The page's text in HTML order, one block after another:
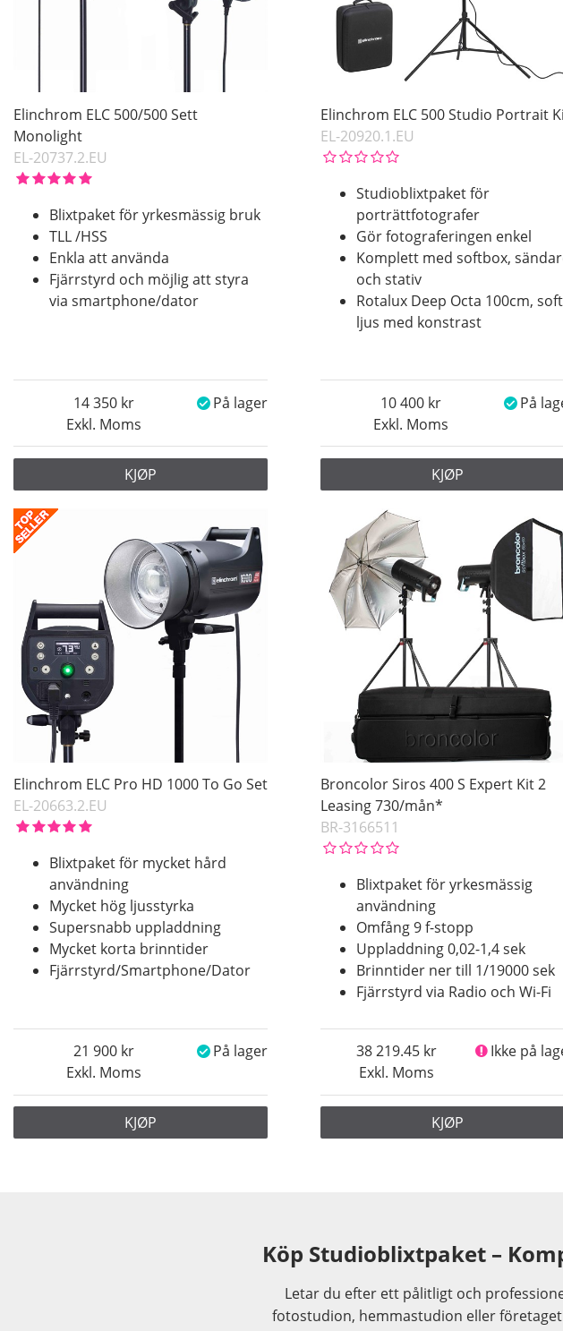
Elinchrom ELC 500/500 Sett
Monolight
EL-20737.2.EU
Blixtpaket för yrkesmässig bruk
TLL /HSS
Enkla att använda
Fjärrstyrd och möjlig att styra
via smartphone/dator
Exkl. Moms
14 350 På lager
KJØP
Elinchrom ELC 500 Studio Portrait
EL-20920.1.EU
Studioblixtpaket för
porträttfotografer
Gör fotograferingen enkel
Komplett med softbox,
och stativ
Rotalux Deep Octa 100cm, soft
ljus med konstrast
Exkl. Moms
10 400 På
KJØP
Elinchrom ELC Pro HD 1000 To Go Set
EL-20663.2.EU
Blixtpaket för mycket hård
användning
Mycket hög ljusstyrka
Supersnabb uppladdning
Mycket korta brinntider
Fjärrstyrd/Smartphone/Dator
Exkl. Moms
21 900 På lager
KJØP
Broncolor Siros 400 S Expert Kit 2
Leasing 730/mån*
BR-3166511
Blixtpaket för yrkesmässig
användning
Omfång 9 f-stopp
Uppladdning 0,02-1,4 sek
Brinntider ner till 1/19000 sek
Fjärrstyrd via Radio och Wi-Fi
Exkl. Moms
38 219.45 Ikke på
KJØP
Köp Studioblixtpaket –
Letar du efter ett pålitligt och
fotostudion, hemmastudion eller